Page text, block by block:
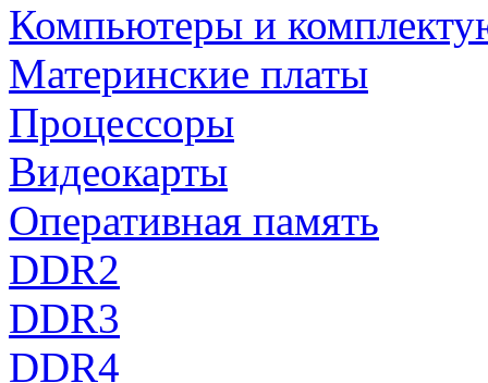
Компьютеры и
Материнские платы
Процессоры
Видеокарты
Оперативная память
DDR2
DDR3
DDR4